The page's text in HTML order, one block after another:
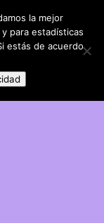
Acceder
la mejor
para estadísticas
estás de acuerdo